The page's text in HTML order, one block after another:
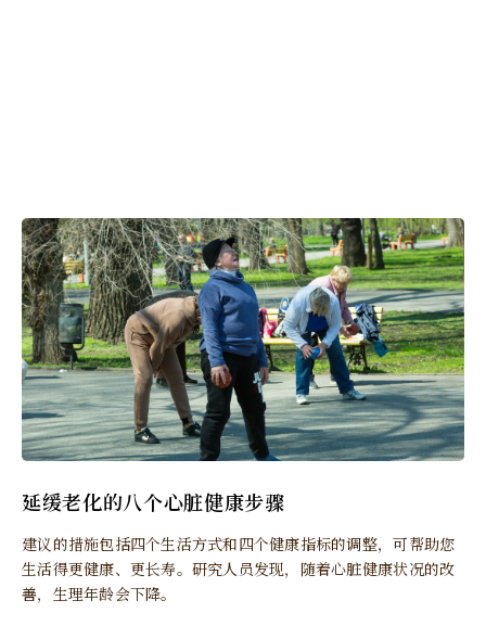
延缓老化的八个心脏健康步骤
建议的措施包括四个生活方式和四个健康指标的调整，可帮助您
生活得更健康、更长寿。研究人员发现，随着心脏健康状况的改
善，生理年龄会下降。